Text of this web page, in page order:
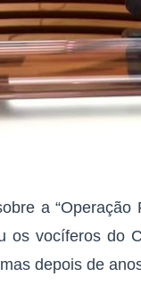
a “Operação
os vocíferos do
depois de